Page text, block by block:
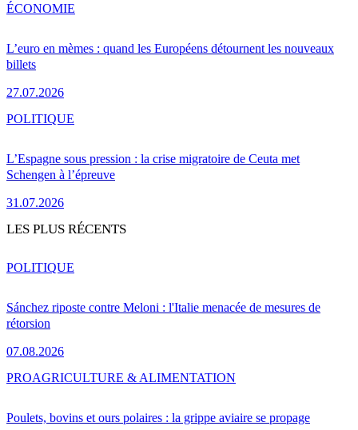
L’euro en mèmes : quand les Européens détournent les nouveaux
billets
27.07.2026
ÉCONOMIE
L’Espagne sous pression : la crise migratoire de Ceuta met
Schengen à l’épreuve
31.07.2026
POLITIQUE
LES PLUS RÉCENTS
Sánchez riposte contre Meloni : l'Italie menacée de mesures de
rétorsion
07.08.2026
POLITIQUE
Poulets, bovins et ours polaires : la grippe aviaire se propage
PROAGRICULTURE & ALIMENTATION